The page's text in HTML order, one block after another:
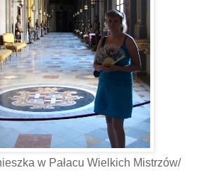
w Pałacu Wielkich Mistrzów/